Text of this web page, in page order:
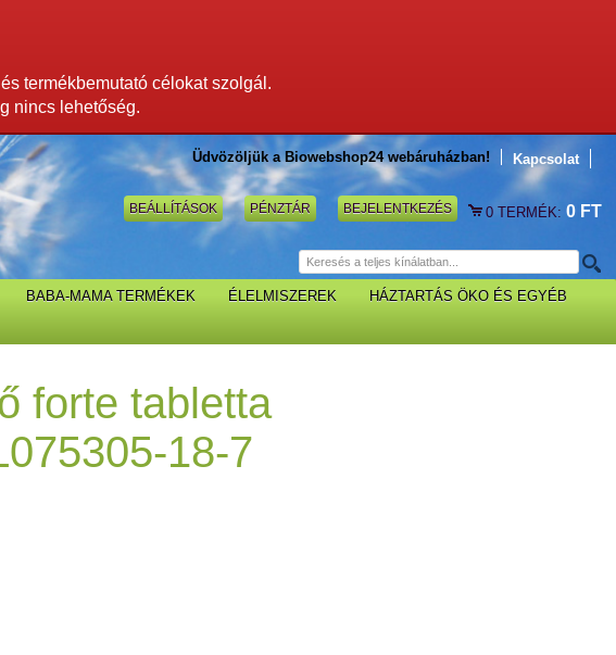
termékbemutató célokat szolgál.
nincs lehetőség.
Üdvözöljük a Biowebshop24 webáruházban! Kapcsolat
0TERMÉK: 0 FT
BEÁLLÍTÁSOK PÉNZTÁR BEJELENTKEZÉS
BABA-MAMA TERMÉKEK ÉLELMISZEREK
HÁZTARTÁS ÖKO ÉS EGYÉB
forte tabletta
18-7